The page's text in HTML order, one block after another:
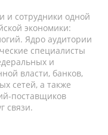
и сотрудники одной
экономики:
Ядро аудитории
специалисты
и
власти, банков,
сетей, а также
поставщиков
связи.